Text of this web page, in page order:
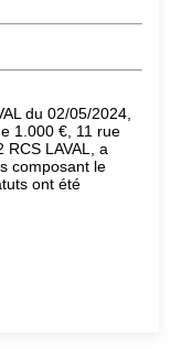
du 02/05/2024,
1.000 €, 11 rue
RCS LAVAL, a
composant le
ont été